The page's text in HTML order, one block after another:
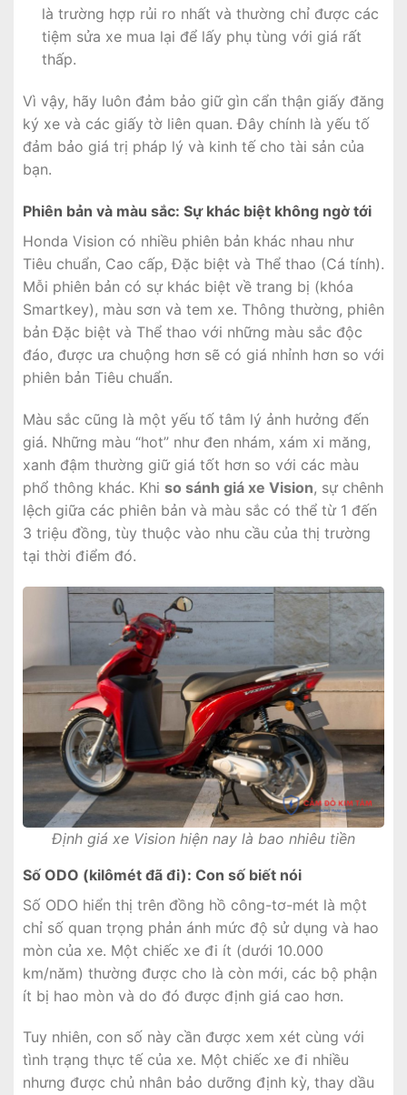
là trường hợp rủi ro nhất và thường chỉ được các
tiệm sửa xe mua lại để lấy phụ tùng với giá rất
thấp.
Vì vậy, hãy luôn đảm bảo giữ gìn cẩn thận giấy đăng
ký xe và các giấy tờ liên quan. Đây chính là yếu tố
đảm bảo giá trị pháp lý và kinh tế cho tài sản của
bạn.
Phiên bản và màu sắc: Sự khác biệt không ngờ tới
Honda Vision có nhiều phiên bản khác nhau như
Tiêu chuẩn, Cao cấp, Đặc biệt và Thể thao (Cá tính).
Mỗi phiên bản có sự khác biệt về trang bị (khóa
Smartkey), màu sơn và tem xe. Thông thường, phiên
bản Đặc biệt và Thể thao với những màu sắc độc
đáo, được ưa chuộng hơn sẽ có giá nhỉnh hơn so với
phiên bản Tiêu chuẩn.
Màu sắc cũng là một yếu tố tâm lý ảnh hưởng đến
giá. Những màu “hot” như đen nhám, xám xi măng,
xanh đậm thường giữ giá tốt hơn so với các màu
phổ thông khác. Khi so sánh giá xe Vision, sự chênh
lệch giữa các phiên bản và màu sắc có thể từ 1 đến
3 triệu đồng, tùy thuộc vào nhu cầu của thị trường
tại thời điểm đó.
Định giá xe Vision hiện nay là bao nhiêu tiền
Số ODO (kilômét đã đi): Con số biết nói
Số ODO hiển thị trên đồng hồ công-tơ-mét là một
chỉ số quan trọng phản ánh mức độ sử dụng và hao
mòn của xe. Một chiếc xe đi ít (dưới 10.000
km/năm) thường được cho là còn mới, các bộ phận
ít bị hao mòn và do đó được định giá cao hơn.
Tuy nhiên, con số này cần được xem xét cùng với
tình trạng thực tế của xe. Một chiếc xe đi nhiều
nhưng được chủ nhân bảo dưỡng định kỳ, thay dầu